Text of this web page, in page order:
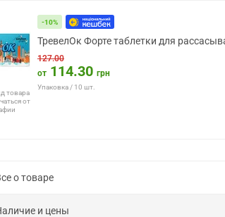
товара
от
-10%
ТревелОк Форте таблетки для
127.00
от 114.30 грн
Упаковка / 10 шт.
о товаре
и цены